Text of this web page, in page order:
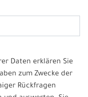
Daten erklären Sie
zum Zwecke der
Rückfragen